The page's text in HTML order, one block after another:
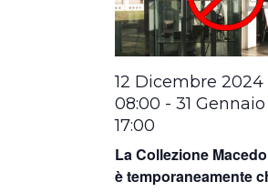
La Collezione
è temporaneamente
12 Dicembre 2024
08:00 -31
17:00